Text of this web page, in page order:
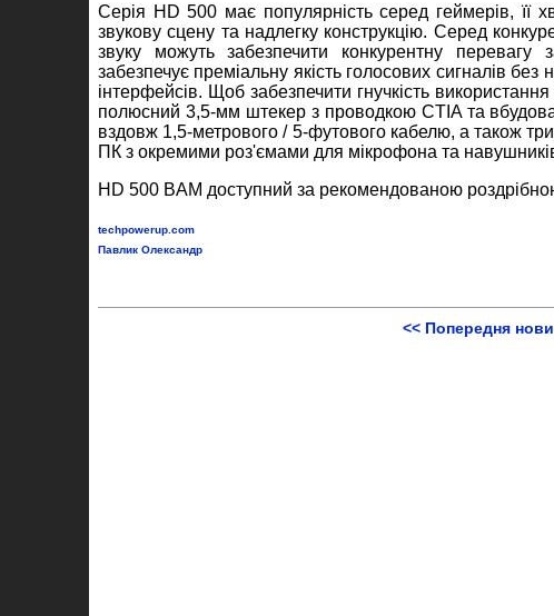
Серія HD 500 має популярність серед геймерів, її
звукову сцену та надлегку конструкцію. Серед
звуку можуть забезпечити конкурентну
забезпечує преміальну якість голосових сигналів
інтерфейсів. Щоб забезпечити гнучкість
полюсний 3,5-мм штекер з проводкою CTIA та
вздовж 1,5-метрового / 5-футового кабелю, а також
ПК з окремими роз'ємами для мікрофона та
HD 500 BAM доступний за рекомендованою
techpowerup.com
Павлик Олександр
<< Попередня